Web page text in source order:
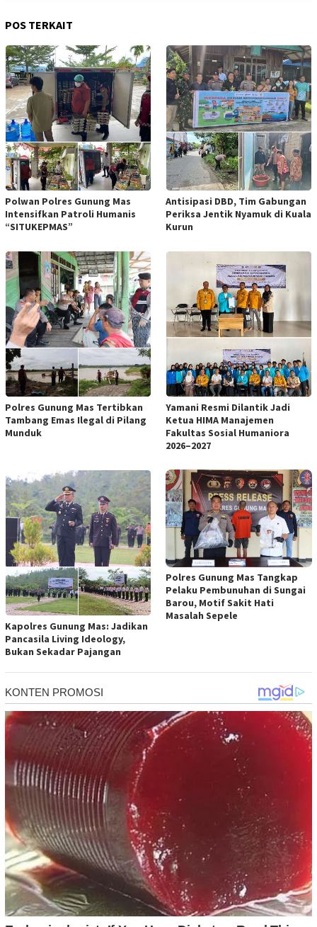
POS TERKAIT
Polwan Polres Gunung Mas
Intensifkan Patroli Humanis
“SITUKEPMAS”
Antisipasi DBD, Tim Gabungan
Periksa Jentik Nyamuk di Kuala
Kurun
Polres Gunung Mas Tertibkan
Tambang Emas Ilegal di Pilang
Munduk
Yamani Resmi Dilantik Jadi
Ketua HIMA Manajemen
Fakultas Sosial Humaniora
2026–2027
Kapolres Gunung Mas: Jadikan
Pancasila Living Ideology,
Bukan Sekadar Pajangan
Polres Gunung Mas Tangkap
Pelaku Pembunuhan di Sungai
Barou, Motif Sakit Hati
Masalah Sepele